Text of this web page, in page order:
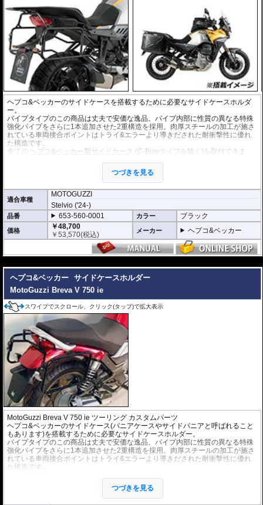
ヘプコ&ベッカーのサイドケースを搭載するために必要なサイドケースホルダ
ー。
パイプタイプのこの商品は丈夫で安価な逸品。パイプ内部に性質の異なる特殊
強化パイプをさらに1本追加させた2重構造を採用。肉厚スチールの加工が施さ
れている車両接合ポイントはトライ&エラーより導きだされた耐衝撃性に優れ
た構造です。
全ての ヘプコ&ベッカー製サイドケース (C-Bowタイプを除く)を取付できま
※こちらのサイドケースホルダーはLock it system機構は御座いません。
※ケースのラインナップはこちらからご確認ください
※サイドケースホルダー用アダプターはケースに付属しています。 詳細はこ
ちら
つづきを見る
適合車種
MOTOGUZZI
Stelvio ('24-)
品番 653-560-0001 カラー ブラック
価格
￥48,700
￥53,570(税込) メーカー ヘプコ&ベッカー
ヘプコ&ベッカー
サイドケースホルダー
MotoGuzzi Breva V 750 ie
スワイプでスクロール、クリック(タップ)で拡大表示
MotoGuzzi Breva V 750 ie ツーリング カスタムパーツ
ヘプコ&ベッカーのサイドケース(パニアケースやサイドパニアと呼ばれること
もあります)を搭載するために必要なサイドケースホルダー。
パイプタイプのこの商品は丈夫で安価な逸品。パイプ内部に性質の異なる特殊
強化パイプをさらに1本追加させた2重構造を採用。肉厚スチールの加工が施さ
れている車両接合ポイントはトライ&エラーより導きだされた耐衝撃性に優れ
た構造です。
※こちらのサイドケースホルダーはLock it system機構は御座いません。
つづきを見る